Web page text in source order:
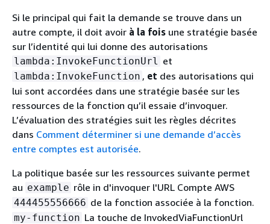
Si le principal qui fait la demande se trouve dans un
autre compte, il doit avoir à la fois une stratégie basée
sur l’identité qui lui donne des autorisations
lambda:InvokeFunctionUrl et
lambda:InvokeFunction , et des autorisations qui
lui sont accordées dans une stratégie basée sur les
ressources de la fonction qu’il essaie d’invoquer.
L’évaluation des stratégies suit les règles décrites
dans Comment déterminer si une demande d’accès
entre comptes est autorisée.
La politique basée sur les ressources suivante permet
au example rôle in d'invoquer l'URL Compte AWS
444455556666 de la fonction associée à la fonction.
my-function La touche de InvokedViaFunctionUrl